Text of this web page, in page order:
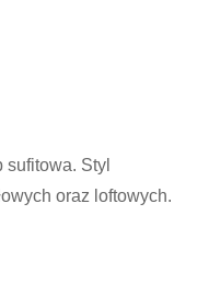
Styl
oraz loftowych.